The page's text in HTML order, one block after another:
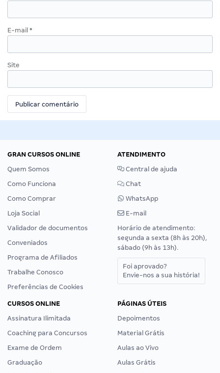
E-mail *
Site
GRAN CURSOS ONLINE
Quem Somos
Como Funciona
Como Comprar
Loja Social
Validador de documentos
Conveniados
Programa de Afiliados
Trabalhe Conosco
Preferências de Cookies
ATENDIMENTO
Central de ajuda
Chat
WhatsApp
E-mail
Horário de atendimento:
segunda a sexta (8h às 20h),
sábado (9h às 13h).
Foi aprovado?
Envie-nos a sua história!
CURSOS ONLINE
Assinatura Ilimitada
Coaching para Concursos
Exame de Ordem
Graduação
PÁGINAS ÚTEIS
Depoimentos
Material Grátis
Aulas ao Vivo
Aulas Grátis